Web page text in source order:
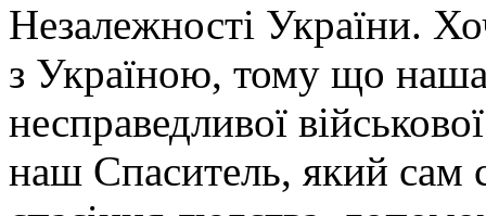
Незалежності України.
з Україною, тому що
несправедливої
наш Спаситель, який сам